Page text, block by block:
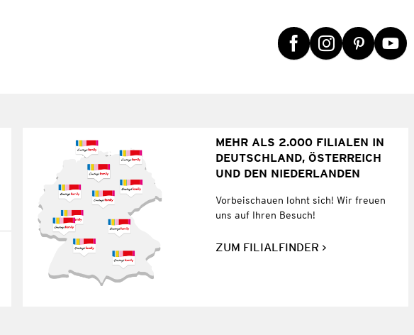
MEHR ALS 2.000 FILIALEN IN
DEUTSCHLAND, ÖSTERREICH
UND DEN NIEDERLANDEN
Vorbeischauen lohnt sich! Wir freuen
uns auf Ihren Besuch!
ZUM FILIALFINDER